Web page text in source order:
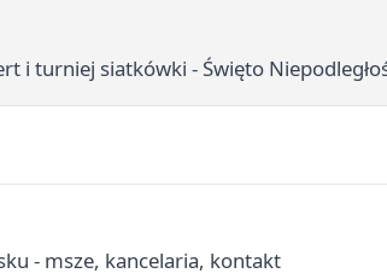
i turniej siatkówki - Święto
- msze, kancelaria, kontakt